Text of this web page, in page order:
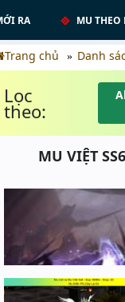
RA MU THEO
Trang chủ Danh
Lọc
theo:
MU VIỆT